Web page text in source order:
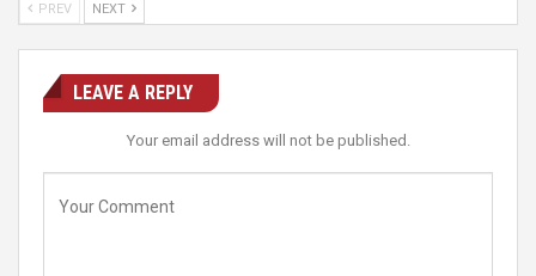
PREV NEXT
LEAVE A REPLY
Your email address will not be published.